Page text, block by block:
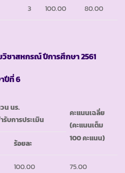
3 100.00 80.00
รณ์ ปีการศึกษา 2561
ปีที่ 6
น นร.
รับการประเมิน
คะแนนเฉลี่ย
(คะแนนเต็ม
100 คะแนน)
ร้อยละ
100.00 75.00